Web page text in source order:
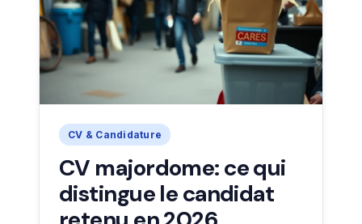
CV & Candidature
CV majordome: ce qui
distingue le candidat